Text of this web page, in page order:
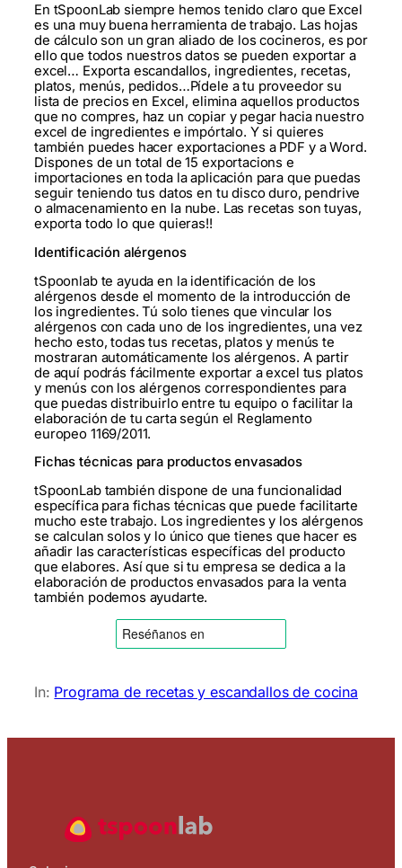
En tSpoonLab siempre hemos tenido claro que Excel
es una muy buena herramienta de trabajo. Las hojas
de cálculo son un gran aliado de los cocineros, es por
ello que todos nuestros datos se pueden exportar a
excel… Exporta escandallos, ingredientes, recetas,
platos, menús, pedidos…Pídele a tu proveedor su
lista de precios en Excel, elimina aquellos productos
que no compres, haz un copiar y pegar hacia nuestro
excel de ingredientes e impórtalo. Y si quieres
también puedes hacer exportaciones a PDF y a Word.
Dispones de un total de 15 exportacions e
importaciones en toda la aplicación para que puedas
seguir teniendo tus datos en tu disco duro, pendrive
o almacenamiento en la nube. Las recetas son tuyas,
exporta todo lo que quieras!!
Identificación alérgenos
tSpoonlab te ayuda en la identificación de los
alérgenos desde el momento de la introducción de
los ingredientes. Tú solo tienes que vincular los
alérgenos con cada uno de los ingredientes, una vez
hecho esto, todas tus recetas, platos y menús te
mostraran automáticamente los alérgenos. A partir
de aquí podrás fácilmente exportar a excel tus platos
y menús con los alérgenos correspondientes para
que puedas distribuirlo entre tu equipo o facilitar la
elaboración de tu carta según el Reglamento
europeo 1169/2011.
Fichas técnicas para productos envasados
tSpoonLab también dispone de una funcionalidad
específica para fichas técnicas que puede facilitarte
mucho este trabajo. Los ingredientes y los alérgenos
se calculan solos y lo único que tienes que hacer es
añadir las características específicas del producto
que elabores. Así que si tu empresa se dedica a la
elaboración de productos envasados para la venta
también podemos ayudarte.
In: Programa de recetas y escandallos de cocina